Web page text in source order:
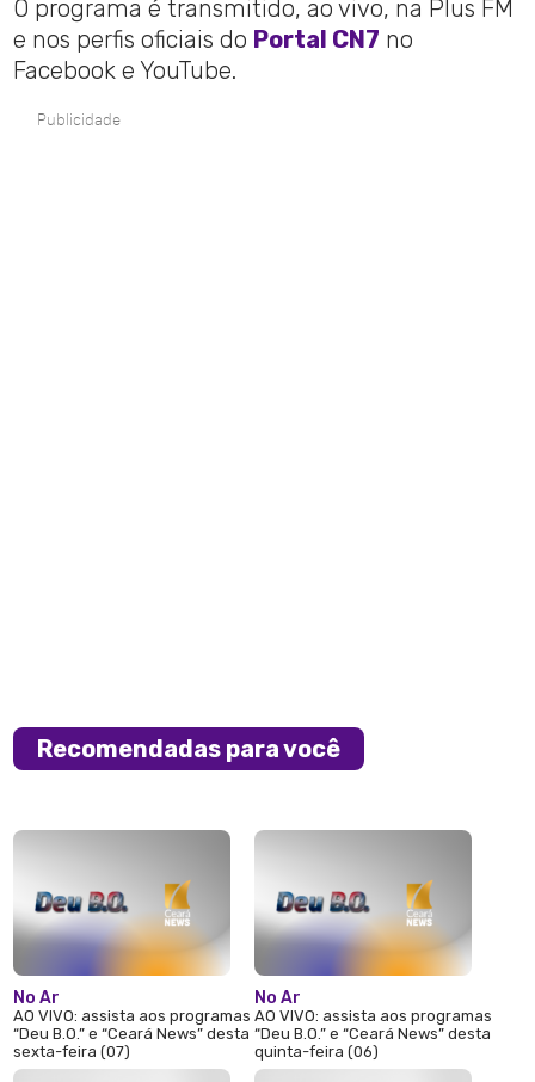
O programa é transmitido, ao vivo, na Plus FM
e nos perfis oficiais do Portal CN7 no
Facebook e YouTube.
Publicidade
Recomendadas para você
No Ar
AO VIVO: assista aos programas
“Deu B.O.” e “Ceará News” desta
sexta-feira (07)
No Ar
AO VIVO: assista aos programas
“Deu B.O.” e “Ceará News” desta
quinta-feira (06)